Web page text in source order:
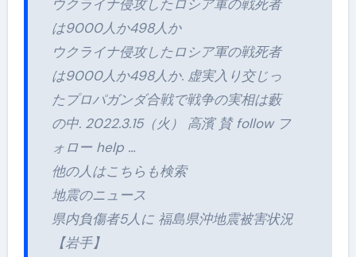
ウクライナ侵攻したロシア軍の戦死者
は9000人か498人か
ウクライナ侵攻したロシア軍の戦死者
は9000人か498人か. 虚実入り交じっ
たプロパガンダ合戦で戦争の実相は藪
の中. 2022.3.15（火） 高濱 賛 follow フ
ォロー help …
他の人はこちらも検索
地震のニュース
県内負傷者5人に 福島県沖地震被害状況
【岩手】